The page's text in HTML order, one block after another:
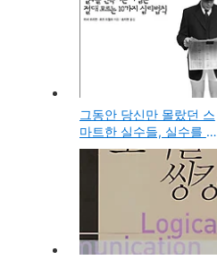
그동안 당신만 몰랐던 스
마트한 실수들, 실수를 반
복하는 사람은 절대 모르
는 10가지 심리법칙